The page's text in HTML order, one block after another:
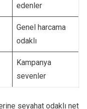
edenler
Genel harcama
odaklı
Kampanya
sevenler
seyahat odaklı net